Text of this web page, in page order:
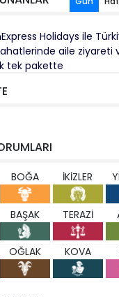
Holidays ile
aile ziyareti
tek pakette
BOĞA İKİZLER
BAŞAK TERAZİ
OĞLAK KOVA